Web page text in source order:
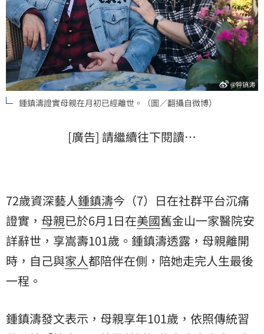
鍾鎮濤證實母親在月初已經離世。（圖／翻攝自微博）
[廣告] 請繼續往下閱讀…
72歲資深藝人鍾鎮濤今（7）日在社群平台沉痛
證實， 母親已於6月1日在美國舊金山一家醫院安
詳辭世，享嵩壽101歲。鍾鎮濤透露，母親離開
時，自己與家人都陪伴在側，陪她走完人生最後
一程。
鍾鎮濤發文表示，母親享年101歲，依照傳統習